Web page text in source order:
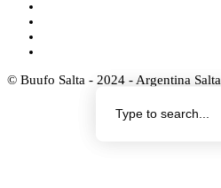
© Buufo Salta - 2024 - Argentina Salta